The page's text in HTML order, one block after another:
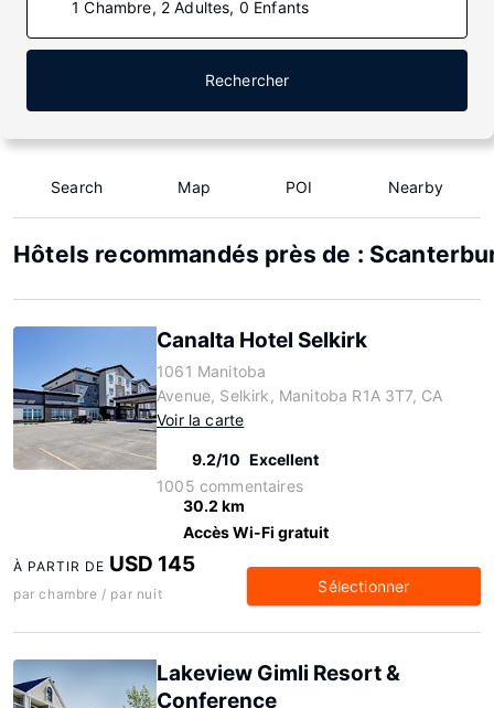
1 Chambre, 2 Adultes, 0 Enfants
Rechercher
Search Map POI Nearby
Hôtels recommandés près de :
Canalta Hotel Selkirk
1061 Manitoba
Avenue, Selkirk, Manitoba R1A 3T7, CA
Voir la carte
9.2/10 Excellent
1005 commentaires
30.2 km
Accès Wi-Fi gratuit
À PARTIR DE USD 145
par chambre / par nuit Sélectionner
Lakeview Gimli Resort &
Conference